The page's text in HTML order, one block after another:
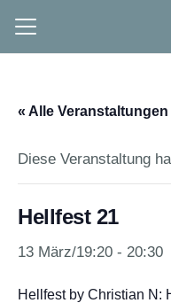
« Alle Veranstaltungen
Diese Veranstaltung
Hellfest 21
13 März/19:20 - 20:30
Hellfest by Christian N: